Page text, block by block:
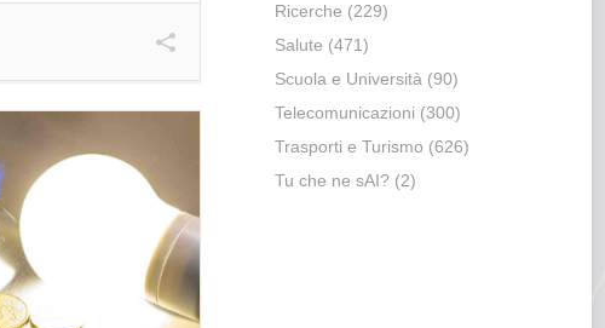
Ricerche (229)
Salute (471)
Scuola e Università (90)
Telecomunicazioni (300)
Trasporti e Turismo (626)
Tu che ne sAI? (2)